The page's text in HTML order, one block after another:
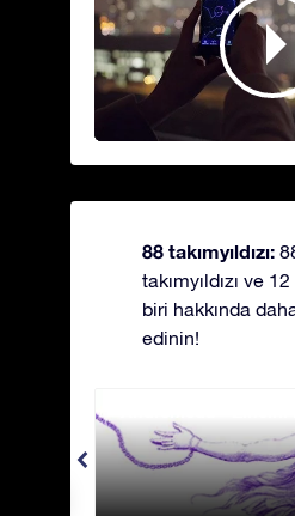
88 takımyıldızı:
takımyıldızı ve
biri hakkında
edinin!
Andromeda - Zincirli